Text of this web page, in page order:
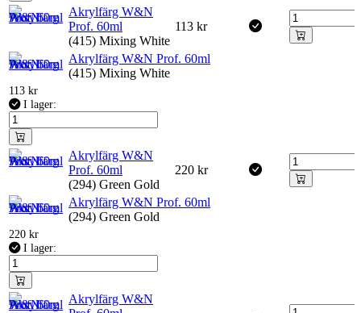
Akrylfärg W&N
Prof. 60ml
(415) Mixing White
113 kr
Akrylfärg W&N Prof. 60ml
(415) Mixing White
113 kr
I lager:
Akrylfärg W&N
Prof. 60ml
(294) Green Gold
220 kr
Akrylfärg W&N Prof. 60ml
(294) Green Gold
220 kr
I lager:
Akrylfärg W&N